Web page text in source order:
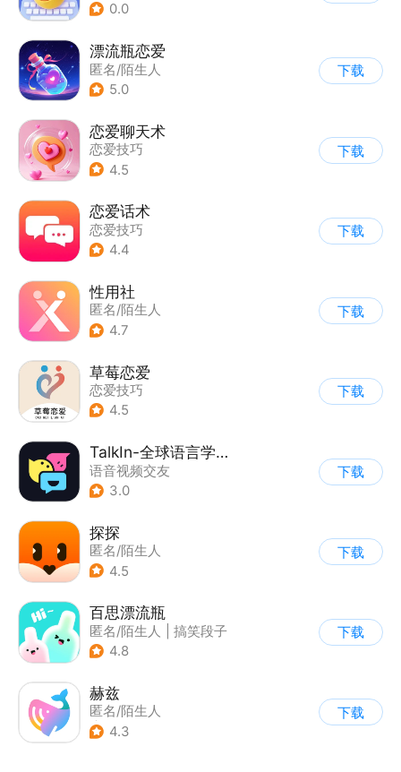
0.0
漂流瓶恋爱
匿名/陌生人
5.0
下载
恋爱聊天术
恋爱技巧
4.5
下载
恋爱话术
恋爱技巧
4.4
下载
性用社
匿名/陌生人
4.7
下载
草莓恋爱
恋爱技巧
4.5
下载
TalkIn-全球语言学习社交
语音视频交友
3.0
下载
探探
匿名/陌生人
4.5
下载
百思漂流瓶
匿名/陌生人
搞笑段子
4.8
下载
赫兹
匿名/陌生人
| 语音视频交友
4.3
下载